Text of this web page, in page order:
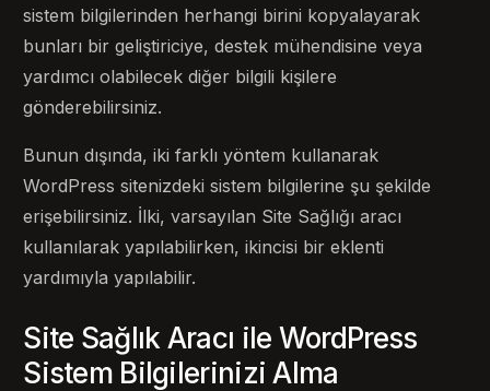
sistem bilgilerinden herhangi birini kopyalayarak
bunları bir geliştiriciye, destek mühendisine veya
yardımcı olabilecek diğer bilgili kişilere
gönderebilirsiniz.
Bunun dışında, iki farklı yöntem kullanarak
WordPress sitenizdeki sistem bilgilerine şu şekilde
erişebilirsiniz. İlki, varsayılan Site Sağlığı aracı
kullanılarak yapılabilirken, ikincisi bir eklenti
yardımıyla yapılabilir.
Site Sağlık Aracı ile WordPress
Sistem Bilgilerinizi Alma